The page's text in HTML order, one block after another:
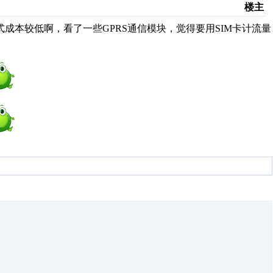
楼主
本较低啊，看了一些GPRS通信模块，觉得要用SIM卡计流量